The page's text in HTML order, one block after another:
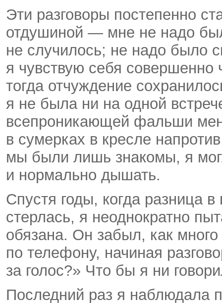
Эти разговоры постепенно
отдушиной — мне не надо
не случилось; не надо было
я чувствую себя совершенно
тогда отчуждение
я не была ни на одной
всепроникающей фальши
в сумерках в кресле
мы были лишь знакомы, я
и нормально дышать.
Спустя годы, когда разница
стерлась, я неоднократно
обязана. Он забыл, как
по телефону, начиная
за голос?» Что бы я ни
Последний раз я наблюдала